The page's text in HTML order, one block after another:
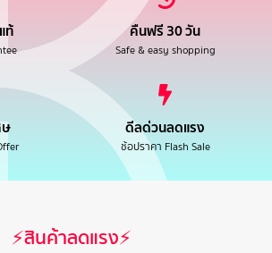
ท้ คืนฟรี 30 วัน
Safe & easy shopping
ดีลด่วนลดแรง
ช้อปราคา Flash Sale
⚡สินค้าลดแรง⚡